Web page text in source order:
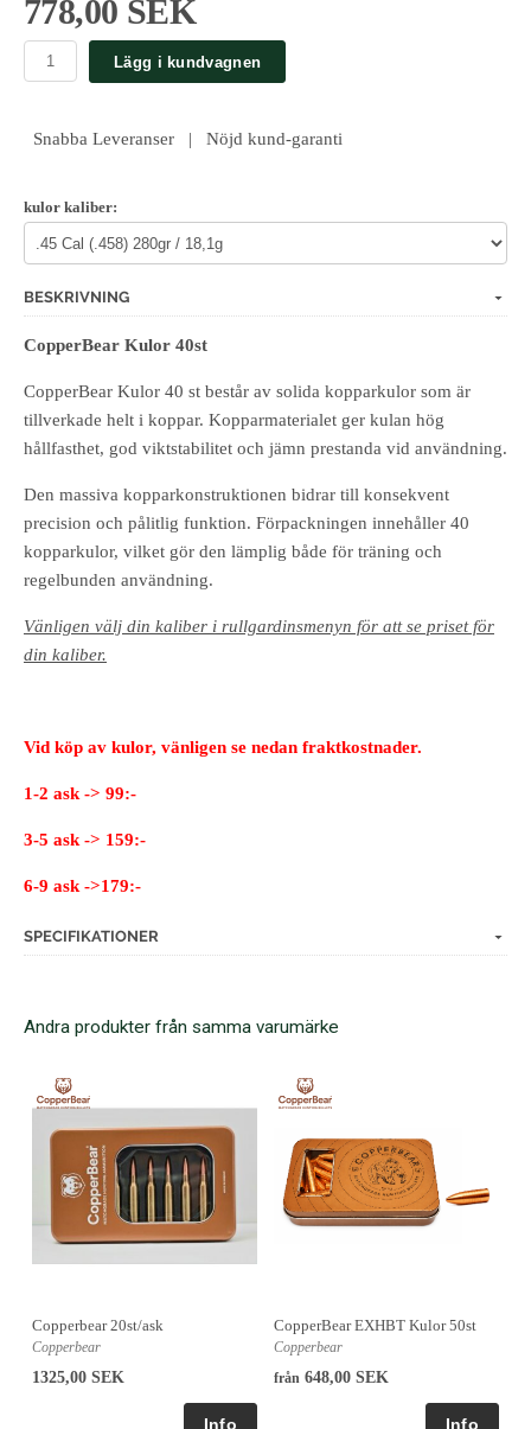
778,00 SEK
Lägg i kundvagnen
Snabba Leveranser | Nöjd kund-garanti
kulor kaliber:
BESKRIVNING
CopperBear Kulor 40st
CopperBear Kulor 40 st består av solida kopparkulor som är
tillverkade helt i koppar. Kopparmaterialet ger kulan hög
hållfasthet, god viktstabilitet och jämn prestanda vid användning.
Den massiva kopparkonstruktionen bidrar till konsekvent
precision och pålitlig funktion. Förpackningen innehåller 40
kopparkulor, vilket gör den lämplig både för träning och
regelbunden användning.
Vänligen välj din kaliber i rullgardinsmenyn för att se priset för
din kaliber.
Vid köp av kulor, vänligen se nedan fraktkostnader.
1-2 ask -> 99:-
3-5 ask -> 159:-
6-9 ask ->179:-
SPECIFIKATIONER
Andra produkter från samma varumärke
Copperbear 20st/ask
Copperbear
1325,00 SEK
CopperBear EXHBT Kulor 50st
Copperbear
från 648,00 SEK